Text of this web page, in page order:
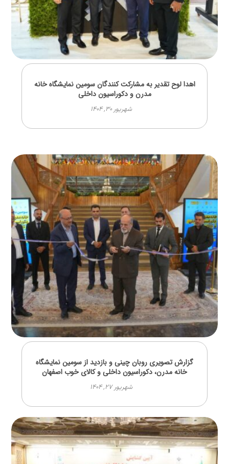
اهدا لوح تقدیر به مشارکت کنندگان سومین نمایشگاه خانه
مدرن و دکوراسیون داخلی
شهریور ۳۰, ۱۴۰۴
گزارش تصویری روبان چینی و بازدید از سومین نمایشگاه
خانه مدرن، دکوراسیون داخلی و کالای خوب اصفهان
شهریور ۲۷, ۱۴۰۴